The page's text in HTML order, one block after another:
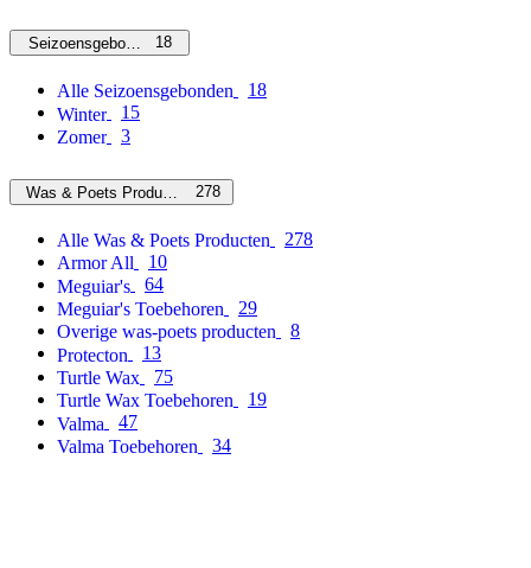
Seizoensgebonden18
Alle Seizoensgebonden
18
Winter
15
Zomer
3
Was & Poets Producten 278
Alle Was & Poets Producten
278
Armor All
10
Meguiar's
64
Meguiar's Toebehoren
29
Overige was-poets producten
8
Protecton
13
Turtle Wax
75
Turtle Wax Toebehoren
19
Valma
47
Valma Toebehoren
34